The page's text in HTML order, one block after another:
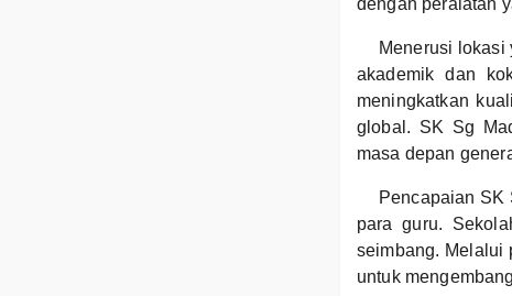
dengan peralatan
Menerusi lokasi
akademik dan
meningkatkan
global. SK Sg
masa depan
Pencapaian SK
para guru.
seimbang. Melalui
untuk